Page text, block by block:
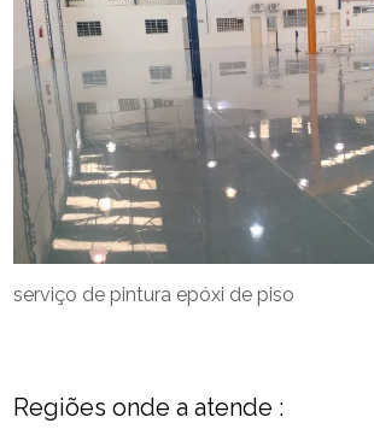
serviço de pintura epóxi de piso
Regiões onde a atende :